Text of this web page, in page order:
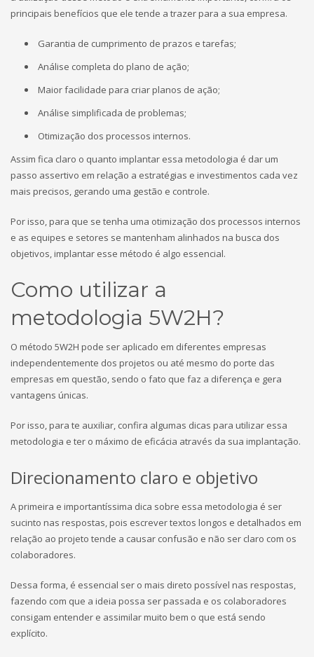
principais benefícios que ele tende a trazer para a sua empresa.
Garantia de cumprimento de prazos e tarefas;
Análise completa do plano de ação;
Maior facilidade para criar planos de ação;
Análise simplificada de problemas;
Otimização dos processos internos.
Assim fica claro o quanto implantar essa metodologia é dar um
passo assertivo em relação a estratégias e investimentos cada vez
mais precisos, gerando uma gestão e controle.
Por isso, para que se tenha uma otimização dos processos internos
e as equipes e setores se mantenham alinhados na busca dos
objetivos, implantar esse método é algo essencial.
Como utilizar a
metodologia 5W2H?
O método 5W2H pode ser aplicado em diferentes empresas
independentemente dos projetos ou até mesmo do porte das
empresas em questão, sendo o fato que faz a diferença e gera
vantagens únicas.
Por isso, para te auxiliar, confira algumas dicas para utilizar essa
metodologia e ter o máximo de eficácia através da sua implantação.
Direcionamento claro e objetivo
A primeira e importantíssima dica sobre essa metodologia é ser
sucinto nas respostas, pois escrever textos longos e detalhados em
relação ao projeto tende a causar confusão e não ser claro com os
colaboradores.
Dessa forma, é essencial ser o mais direto possível nas respostas,
fazendo com que a ideia possa ser passada e os colaboradores
consigam entender e assimilar muito bem o que está sendo
explícito.